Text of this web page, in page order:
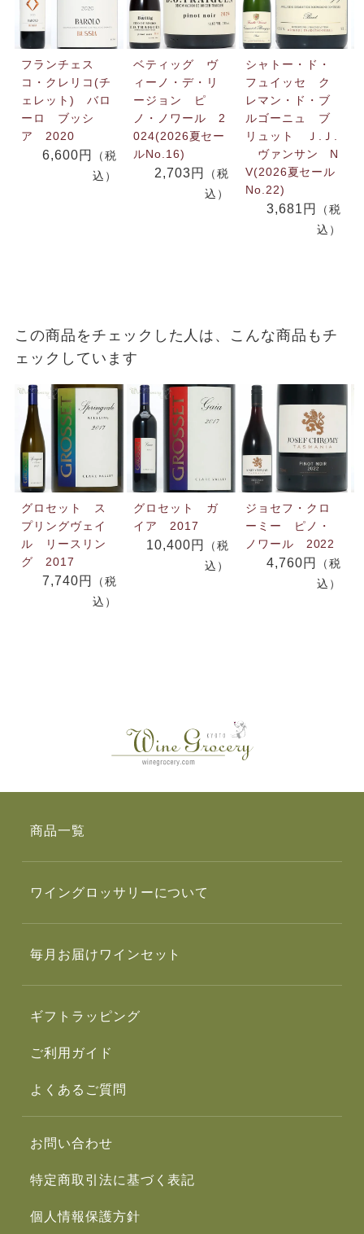
フランチェス
コ・クレリコ(チ
ェレット) バロ
ーロ ブッシ
ア 2020
6,600円
（税
込）
ベティッグ ヴ
ィーノ・デ・リ
ージョン ピ
ノ・ノワール 2
024(2026夏セー
ルNo.16)
2,703円
（税
込）
シャトー・ド・
フュイッセ ク
レマン・ド・ブ
ルゴーニュ ブ
リュット Ｊ.Ｊ.
ヴァンサン N
V(2026夏セール
No.22)
3,681円
（税
込）
この商品をチェックした人は、こんな商品もチ
ェックしています
グロセット ス
プリングヴェイ
ル リースリン
グ 2017
7,740円
（税
込）
グロセット ガ
イア 2017
10,400円
（税
込）
ジョセフ・クロ
ーミー ピノ・
ノワール 2022
4,760円
（税
込）
商品一覧
ワイングロッサリーについて
毎月お届けワインセット
ギフトラッピング
ご利用ガイド
よくあるご質問
お問い合わせ
特定商取引法に基づく表記
個人情報保護方針